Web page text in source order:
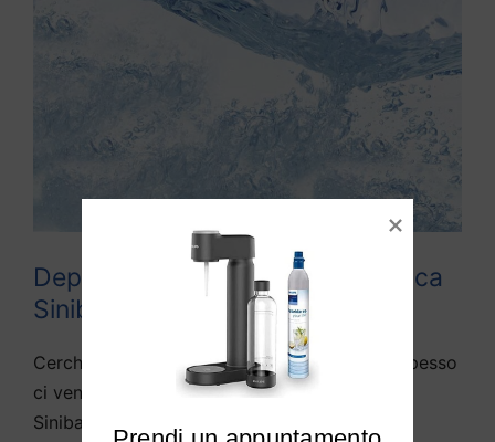
Depuratori acqua domestici Rocca
Sinibalda
Cerchiamo di rispondere alle domande che spesso
ci vengono fatte da diversi utenti di Rocca
Sinibalda e limitrofi: